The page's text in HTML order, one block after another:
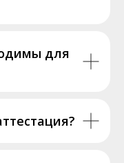
для